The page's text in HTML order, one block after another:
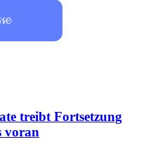
treibt Fortsetzung
voran